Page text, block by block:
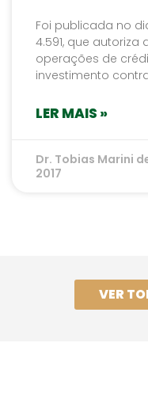
Foi publicada no
4.591, que
operações de
investimento
LER MAIS »
Dr. Tobias Marini
2017
VER